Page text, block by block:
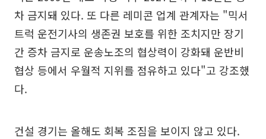
차 금지돼 있다. 또 다른 레미콘 업계 관계자는 "믹서
트럭 운전기사의 생존권 보호를 위한 조치지만 장기
간 증차 금지로 운송노조의 협상력이 강화돼 운반비
협상 등에서 우월적 지위를 점유하고 있다"고 강조했
다.
건설 경기는 올해도 회복 조짐을 보이지 않고 있다.